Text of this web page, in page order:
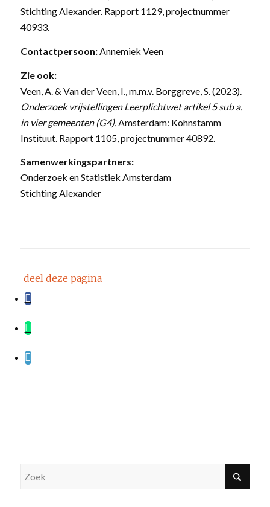
Stichting Alexander. Rapport 1129, projectnummer
40933.
Contactpersoon:Annemiek Veen
Zie ook:
Veen, A. & Van der Veen, I., m.m.v. Borggreve, S. (2023).
Onderzoek vrijstellingen Leerplichtwet artikel 5 sub a.
in vier gemeenten (G4). Amsterdam: Kohnstamm
Instituut. Rapport 1105, projectnummer 40892.
Samenwerkingspartners:
Onderzoek en Statistiek Amsterdam
Stichting Alexander
deel deze pagina